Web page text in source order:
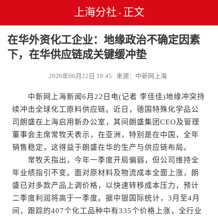
上海分社 • 正文
在华外资化工企业：地缘政治不确定因素
下，在华供应链成关键缓冲垫
2026年06月22日 19:45 来源：中新网上海
中新网上海新闻6月22日电(记者 李佳佳)地缘冲突持
续冲击全球化工原料供应链。近日，德国特殊化学品公
司朗盛在上海启用新办公室，其间朗盛集团CEO及管理
董事会主席常牧天表示，在亚洲，特别是在中国，全年
销售稳定，这得益于朗盛在华的生产与供应链布局。
常牧天指出，今年一季度开局偏弱，但公司维持全
年业绩指引不变。面对原材料及物流成本全面上涨，朗
盛已对多款产品上调价格，以快速转移成本压力，预计
二季度利润将高于一季度。据中银国际统计，3月至4月
间，跟踪的407个化工品种中有335个价格上涨，全行业